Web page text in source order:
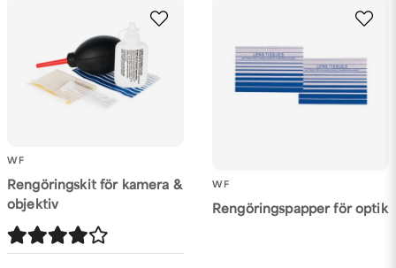
WF
Rengöringskit för kamera &
objektiv
WF
Rengöringspapper för optik
Ja, ni får publicera min fråga